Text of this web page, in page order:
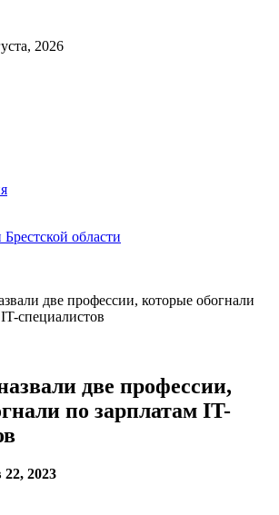
2026
области
две профессии, которые обогнали
специалистов
две профессии,
по зарплатам IT-
2023